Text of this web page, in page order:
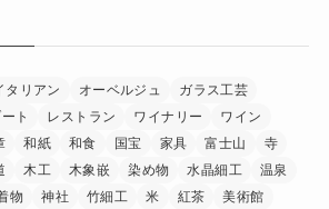
タリアン オーベルジュ
ガラス工芸
ト レストラン ワイナリー
ワイン
和紙 和食 国宝 家具 富士山
寺
木工 木象嵌 染め物 水晶細工
温泉
物 神社 竹細工 米 紅茶
美術館